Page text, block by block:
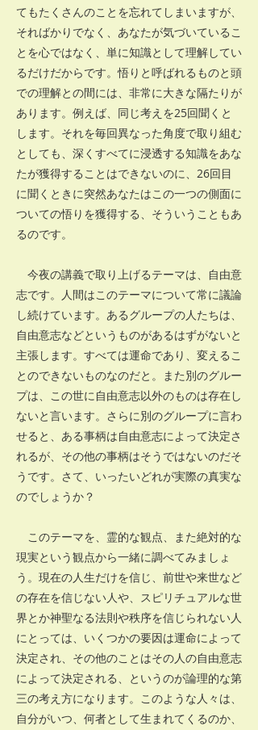
てもたくさんのことを忘れてしまいますが、
そればかりでなく、あなたが気づいているこ
とを心ではなく、単に知識として理解してい
るだけだからです。悟りと呼ばれるものと頭
での理解との間には、非常に大きな隔たりが
あります。例えば、同じ考えを25回聞くと
します。それを毎回異なった角度で取り組む
としても、深くすべてに浸透する知識をあな
たが獲得することはできないのに、26回目
に聞くときに突然あなたはこの一つの側面に
ついての悟りを獲得する、そういうこともあ
るのです。
今夜の講義で取り上げるテーマは、自由意
志です。人間はこのテーマについて常に議論
し続けています。あるグループの人たちは、
自由意志などというものがあるはずがないと
主張します。すべては運命であり、変えるこ
とのできないものなのだと。また別のグルー
プは、この世に自由意志以外のものは存在し
ないと言います。さらに別のグループに言わ
せると、ある事柄は自由意志によって決定さ
れるが、その他の事柄はそうではないのだそ
うです。さて、いったいどれが実際の真実な
のでしょうか？
このテーマを、霊的な観点、また絶対的な
現実という観点から一緒に調べてみましょ
う。現在の人生だけを信じ、前世や来世など
の存在を信じない人や、スピリチュアルな世
界とか神聖なる法則や秩序を信じられない人
にとっては、いくつかの要因は運命によって
決定され、その他のことはその人の自由意志
によって決定される、というのが論理的な第
三の考え方になります。このような人々は、
自分がいつ、何者として生まれてくるのか、